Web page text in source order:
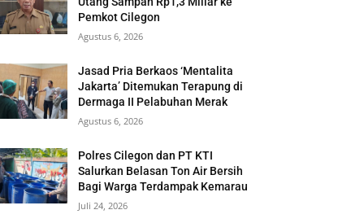
Pemkot Cilegon
Agustus 6, 2026
Jasad Pria Berkaos ‘Mentalita
Jakarta’ Ditemukan Terapung di
Dermaga II Pelabuhan Merak
Agustus 6, 2026
Polres Cilegon dan PT KTI
Salurkan Belasan Ton Air Bersih
Bagi Warga Terdampak Kemarau
Juli 24, 2026